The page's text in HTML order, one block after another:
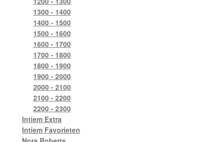
1300 - 1400
1400 - 1500
1500 - 1600
1600 - 1700
1700 - 1800
1800 - 1900
1900 - 2000
2000 - 2100
2100 - 2200
2200 - 2300
Intiem Extra
Intiem Favorieten